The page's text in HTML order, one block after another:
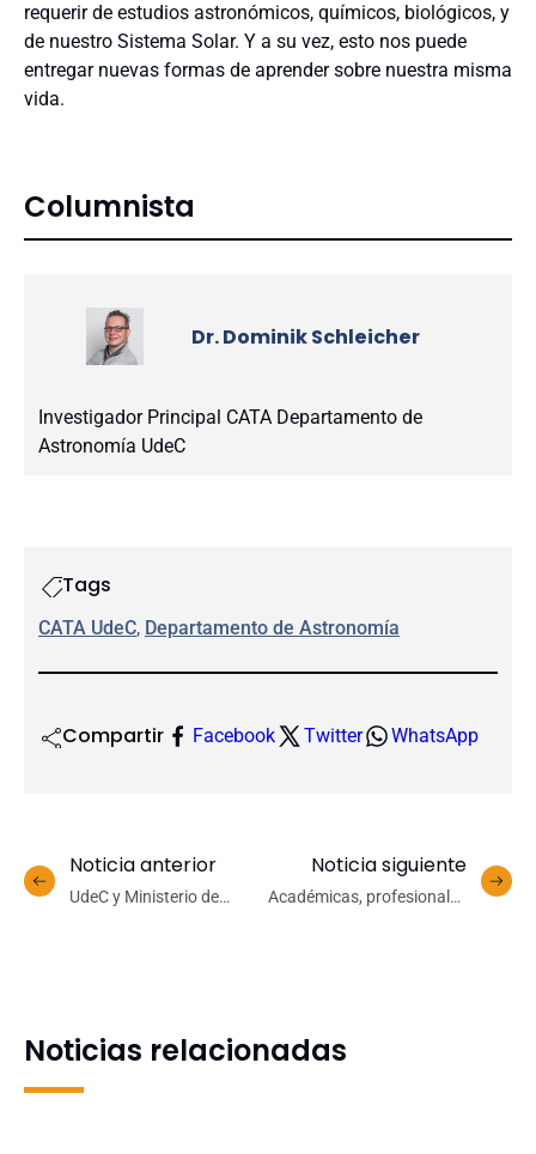
requerir de estudios astronómicos, químicos, biológicos, y
de nuestro Sistema Solar. Y a su vez, esto nos puede
entregar nuevas formas de aprender sobre nuestra misma
vida.
Columnista
Dr. Dominik Schleicher
Investigador Principal CATA Departamento de
Astronomía UdeC
Tags
CATA UdeC, Departamento de Astronomía
Compartir Facebook Twitter WhatsApp
Noticia anterior
UdeC y Ministerio de
Noticia siguiente
Académicas, profesionales
Noticias relacionadas